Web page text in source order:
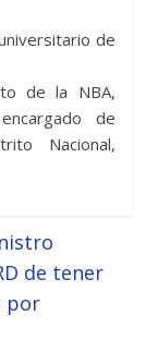
de
de la NBA,
de
Nacional,
de tener
por